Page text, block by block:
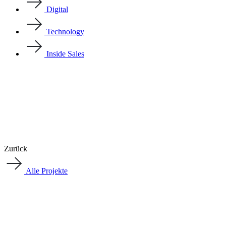
Digital
Technology
Inside Sales
Zurück
Alle Projekte